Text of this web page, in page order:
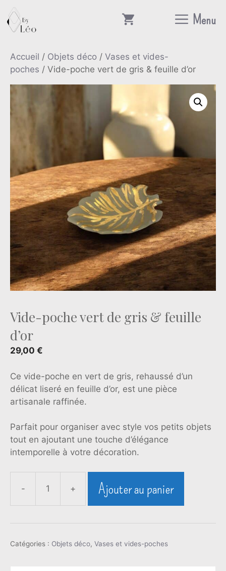
Aller
au
contenu
Menu
Accueil / Objets déco / Vases et vides-
poches / Vide-poche vert de gris & feuille d’or
Vide-poche vert de gris & feuille
d’or
29,00 €
Ce vide-poche en vert de gris, rehaussé d’un
délicat liseré en feuille d’or, est une pièce
artisanale raffinée.
Parfait pour organiser avec style vos petits objets
tout en ajoutant une touche d’élégance
intemporelle à votre décoration.
-
quantité
de
vert
+ Ajouter au panier
Catégories : Objets déco, Vases et vides-poches